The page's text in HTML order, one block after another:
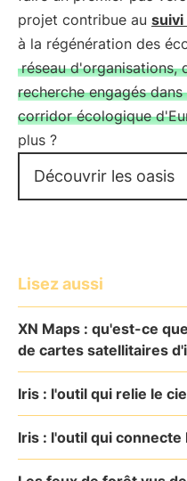
projet contribue au suivi
à la régénération des
réseau d'organisations,
recherche engagés
corridor écologique
plus ?
Découvrir les oasis
Lisez aussi
XN Maps : qu'est-ce
de cartes satellitaires
Iris : l'outil qui relie le
Iris : l'outil qui connecte